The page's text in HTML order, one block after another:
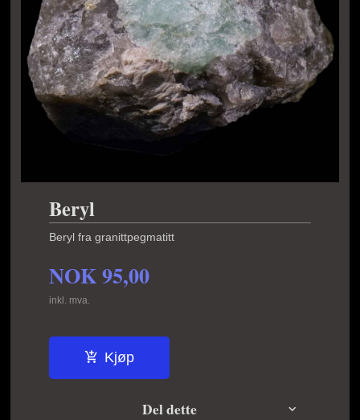
Beryl
Beryl fra granittpegmatitt
NOK95,00
inkl. mva.
Kjøp
Del dette